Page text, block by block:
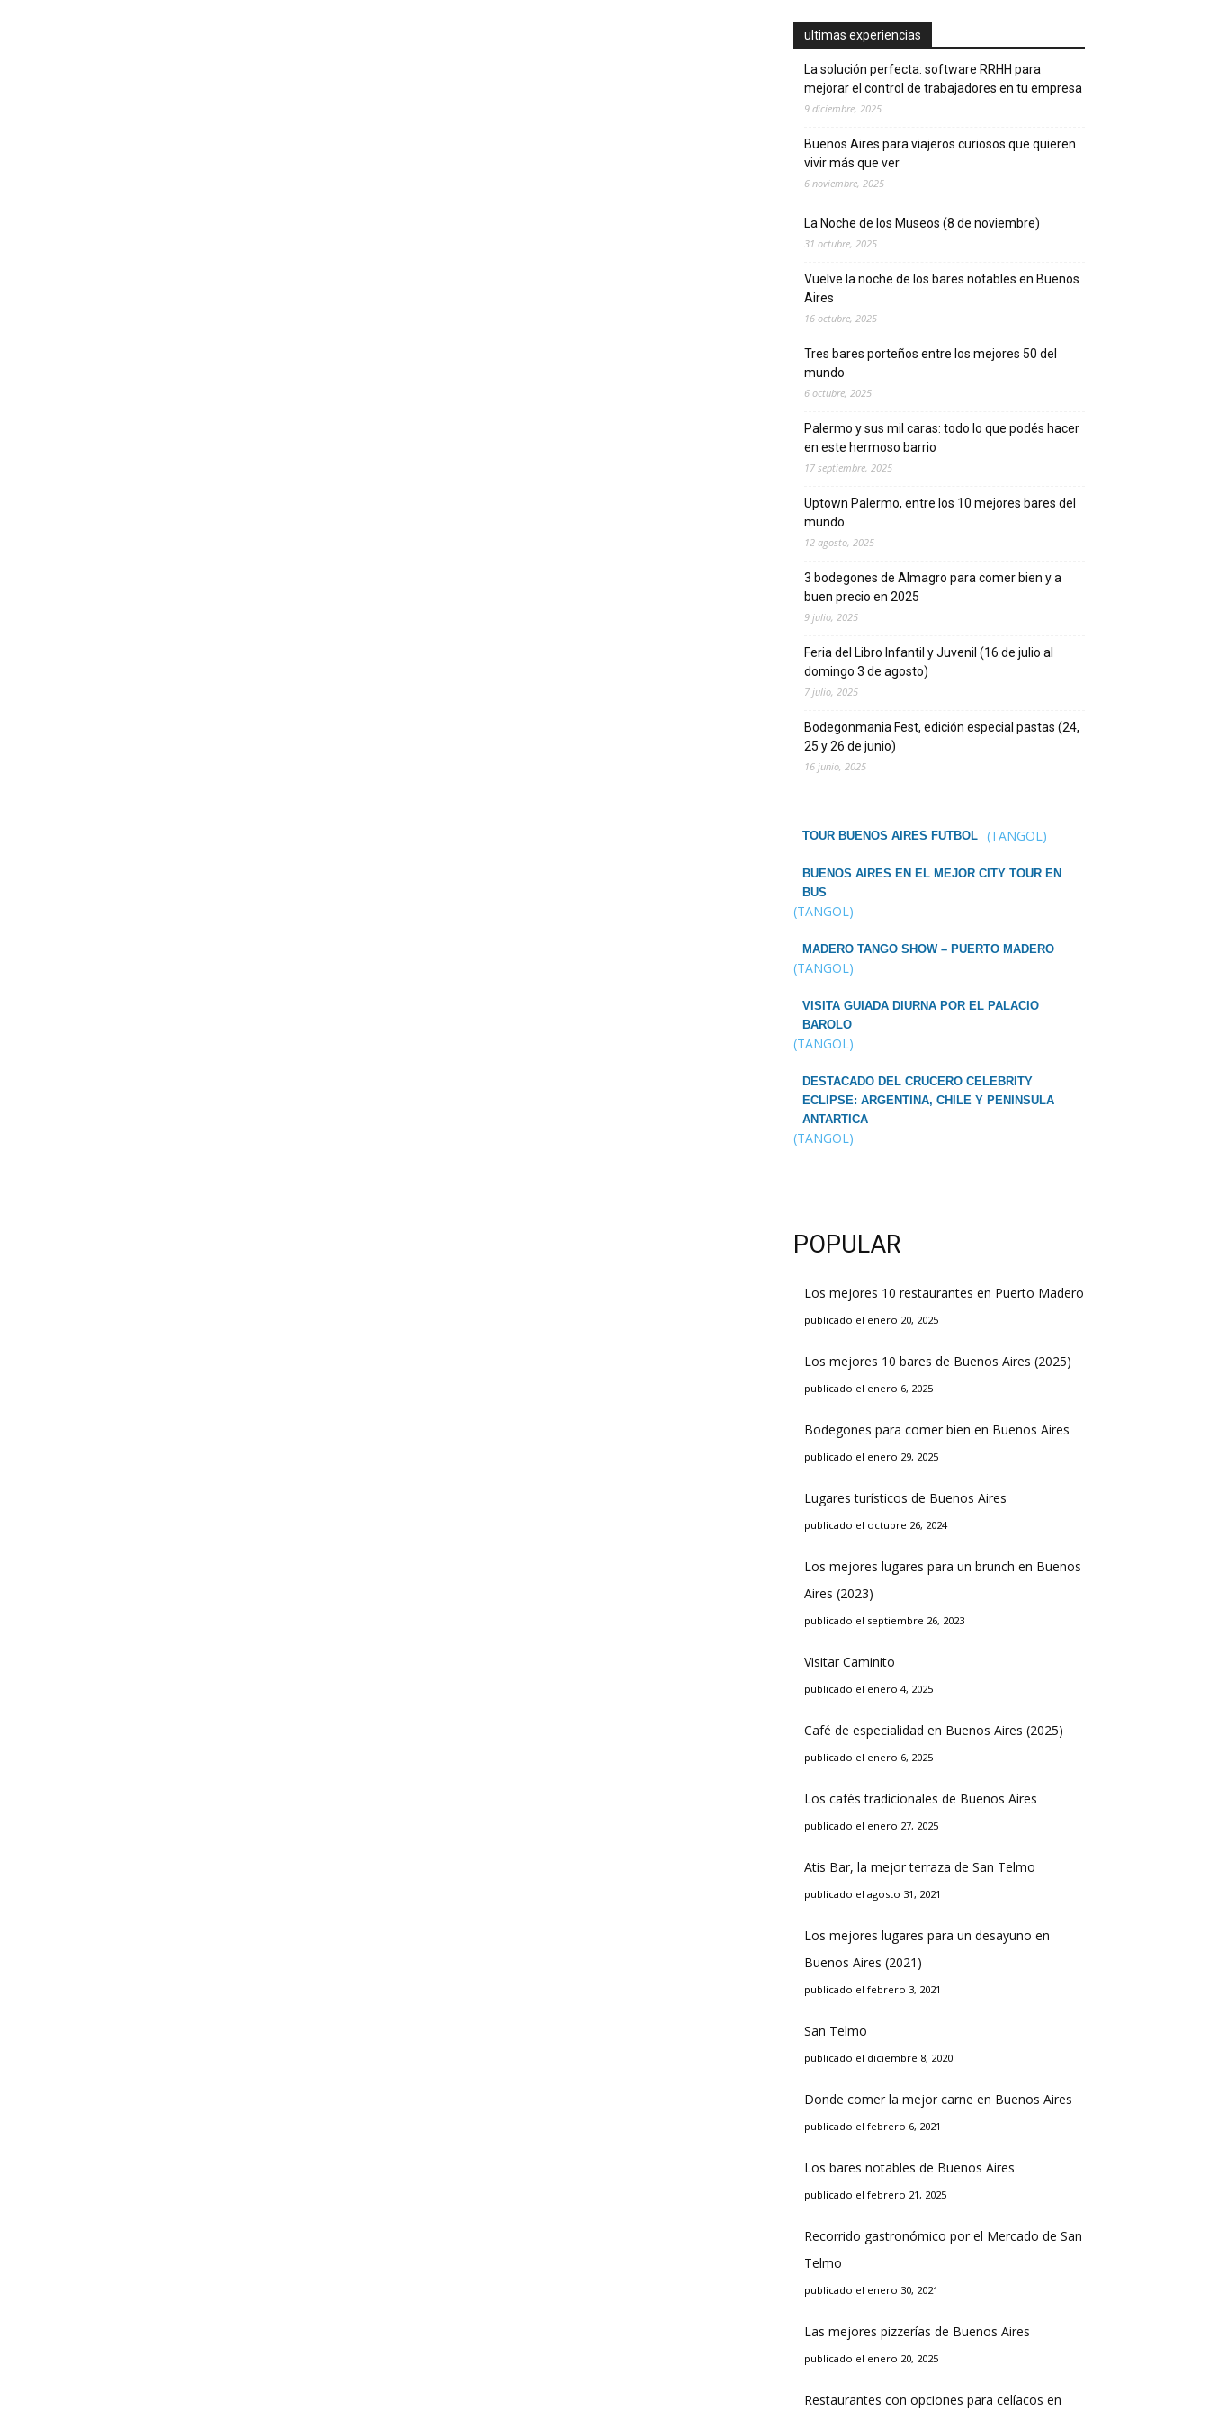
ultimas experiencias
La solución perfecta: software RRHH para
mejorar el control de trabajadores en tu empresa
9 diciembre, 2025
Buenos Aires para viajeros curiosos que quieren
vivir más que ver
6 noviembre, 2025
La Noche de los Museos (8 de noviembre)
31 octubre, 2025
Vuelve la noche de los bares notables en Buenos
Aires
16 octubre, 2025
Tres bares porteños entre los mejores 50 del
mundo
6 octubre, 2025
Palermo y sus mil caras: todo lo que podés hacer
en este hermoso barrio
17 septiembre, 2025
Uptown Palermo, entre los 10 mejores bares del
mundo
12 agosto, 2025
3 bodegones de Almagro para comer bien y a
buen precio en 2025
9 julio, 2025
Feria del Libro Infantil y Juvenil (16 de julio al
domingo 3 de agosto)
7 julio, 2025
Bodegonmania Fest, edición especial pastas (24,
25 y 26 de junio)
16 junio, 2025
TOUR BUENOS AIRES FUTBOL (TANGOL)
BUENOS AIRES EN EL MEJOR CITY TOUR EN
BUS
(TANGOL)
MADERO TANGO SHOW – PUERTO MADERO
(TANGOL)
VISITA GUIADA DIURNA POR EL PALACIO
BAROLO
(TANGOL)
DESTACADO DEL CRUCERO CELEBRITY
ECLIPSE: ARGENTINA, CHILE Y PENINSULA
ANTARTICA
(TANGOL)
POPULAR
Los mejores 10 restaurantes en Puerto Madero
publicado el enero 20, 2025
Los mejores 10 bares de Buenos Aires (2025)
publicado el enero 6, 2025
Bodegones para comer bien en Buenos Aires
publicado el enero 29, 2025
Lugares turísticos de Buenos Aires
publicado el octubre 26, 2024
Los mejores lugares para un brunch en Buenos
Aires (2023)
publicado el septiembre 26, 2023
Visitar Caminito
publicado el enero 4, 2025
Café de especialidad en Buenos Aires (2025)
publicado el enero 6, 2025
Los cafés tradicionales de Buenos Aires
publicado el enero 27, 2025
Atis Bar, la mejor terraza de San Telmo
publicado el agosto 31, 2021
Los mejores lugares para un desayuno en
Buenos Aires (2021)
publicado el febrero 3, 2021
San Telmo
publicado el diciembre 8, 2020
Donde comer la mejor carne en Buenos Aires
publicado el febrero 6, 2021
Los bares notables de Buenos Aires
publicado el febrero 21, 2025
Recorrido gastronómico por el Mercado de San
Telmo
publicado el enero 30, 2021
Las mejores pizzerías de Buenos Aires
publicado el enero 20, 2025
Restaurantes con opciones para celíacos en